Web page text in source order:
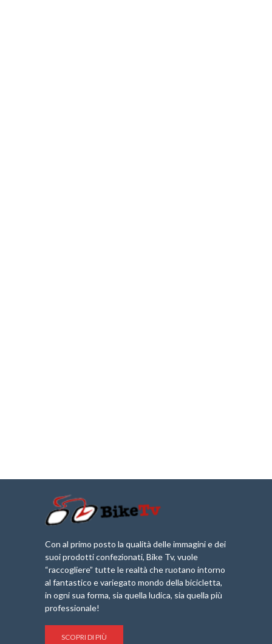
Con al primo posto la qualità delle immagini e dei
suoi prodotti confezionati, Bike Tv, vuole
“raccogliere” tutte le realtà che ruotano intorno
al fantastico e variegato mondo della bicicletta,
in ogni sua forma, sia quella ludica, sia quella più
professionale!
SCOPRI DI PIÙ